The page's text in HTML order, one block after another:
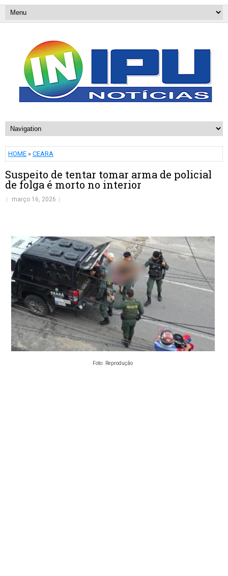
HOME » CEARA
Suspeito de tentar tomar arma de policial
de folga é morto no interior
março 16, 2026
Foto: Reprodução